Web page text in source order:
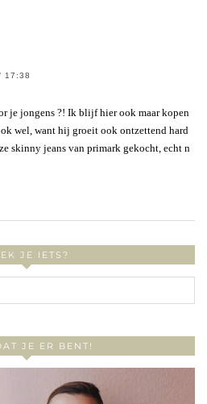
17:38
je jongens ?! Ik blijf hier ook maar kopen
wel, want hij groeit ook ontzettend hard
skinny jeans van primark gekocht, echt n
JE IETS?
JE ER BENT!